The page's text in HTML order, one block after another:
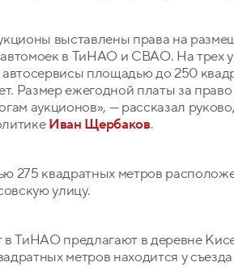
выставлены права на
в ТиНАО и СВАО. На трех
автосервисы площадью до 250
Размер ежегодной платы за
аукционов», — рассказал
Иван Щербаков.
275 квадратных метров
улицу.
ТиНАО предлагают в деревне
метров находится у